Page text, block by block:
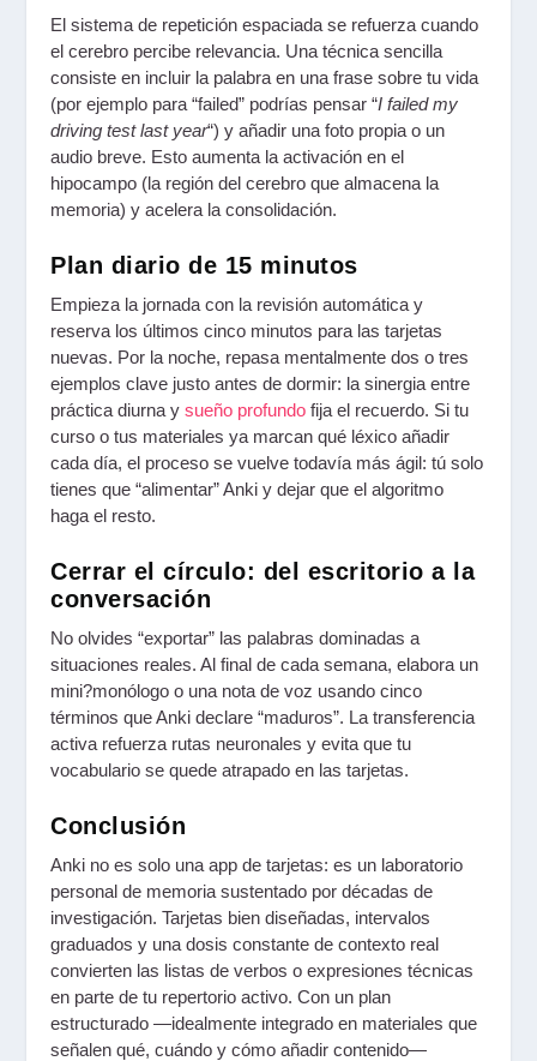
El sistema de repetición espaciada se refuerza cuando
el cerebro percibe relevancia. Una técnica sencilla
consiste en incluir la palabra en una frase sobre tu vida
(por ejemplo para “failed” podrías pensar “I failed my
driving test last year“) y añadir una foto propia o un
audio breve. Esto aumenta la activación en el
hipocampo (la región del cerebro que almacena la
memoria) y acelera la consolidación.
Plan diario de 15 minutos
Empieza la jornada con la revisión automática y
reserva los últimos cinco minutos para las tarjetas
nuevas. Por la noche, repasa mentalmente dos o tres
ejemplos clave justo antes de dormir: la sinergia entre
práctica diurna ysueño profundo fija el recuerdo. Si tu
curso o tus materiales ya marcan qué léxico añadir
cada día, el proceso se vuelve todavía más ágil: tú solo
tienes que “alimentar” Anki y dejar que el algoritmo
haga el resto.
Cerrar el círculo: del escritorio a la
conversación
No olvides “exportar” las palabras dominadas a
situaciones reales. Al final de cada semana, elabora un
mini?monólogo o una nota de voz usando cinco
términos que Anki declare “maduros”. La transferencia
activa refuerza rutas neuronales y evita que tu
vocabulario se quede atrapado en las tarjetas.
Conclusión
Anki no es solo una app de tarjetas: es un laboratorio
personal de memoria sustentado por décadas de
investigación. Tarjetas bien diseñadas, intervalos
graduados y una dosis constante de contexto real
convierten las listas de verbos o expresiones técnicas
en parte de tu repertorio activo. Con un plan
estructurado —idealmente integrado en materiales que
señalen qué, cuándo y cómo añadir contenido—